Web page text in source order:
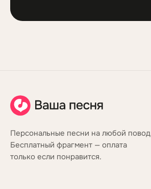
Персональные песни на любой
Бесплатный фрагмент — оплата
только если понравится.